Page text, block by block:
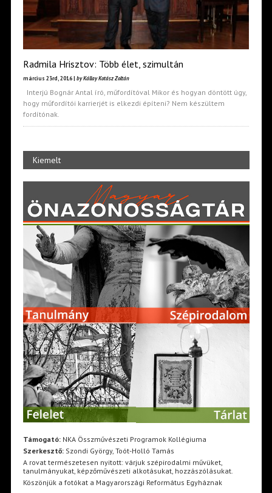
Radmila Hrisztov: Több élet, szimultán
március 23rd, 2016 | by Kállay Kotász Zoltán
Interjú Bognár Antal író, műfordítóval Mikor és hogyan döntött úgy,
hogy műfordítói karrierjét is elkezdi építeni? Nem készültem
fordítónak.
Kiemelt
Támogató:NKA Összművészeti Programok Kollégiuma
Szerkesztő:Szondi György, Toót-Holló Tamás
A rovat természetesen nyitott: várjuk szépirodalmi művüket,
tanulmányukat, képzőművészeti alkotásukat, hozzászólásukat.
Köszönjük a fotókat a Magyarországi Református Egyháznak